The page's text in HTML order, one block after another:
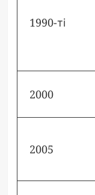
1990-ті
2000
2005